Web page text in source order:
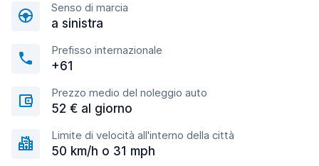
Senso di marcia
a sinistra
Prefisso internazionale
+61
Prezzo medio del noleggio auto
52 € al giorno
Limite di velocità all'interno della città
50 km/h o 31 mph